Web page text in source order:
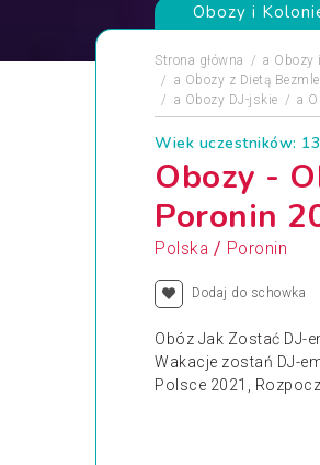
Obozy i
Strona główna a Obozy
a Obozy z Dietą
a Obozy DJ-jskie a
Wiek uczestników:
Obozy -
Poronin
Polska / Poronin
Dodaj do schowka
Obóz Jak Zostać DJ-
Wakacje zostań DJ-
Polsce 2021,